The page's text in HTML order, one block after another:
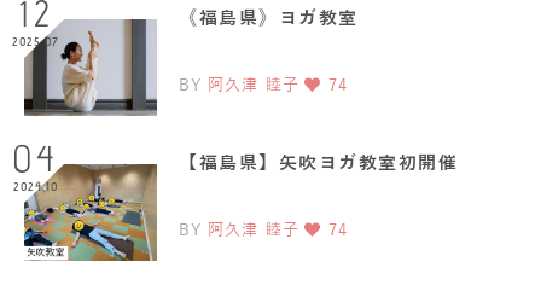
12
2025.07
《福島県》ヨガ教室
BY 阿久津 睦子 74
04
2024.10
【福島県】矢吹ヨガ教室初開催
BY 阿久津 睦子 74